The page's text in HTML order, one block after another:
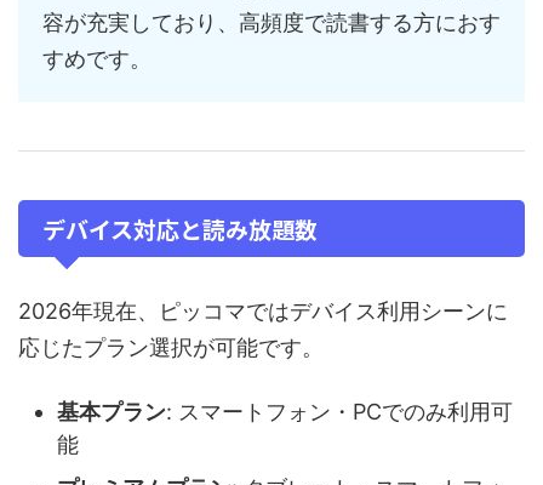
容が充実しており、高頻度で読書する方におす
すめです。
デバイス対応と読み放題数
2026年現在、ピッコマではデバイス利用シーンに
応じたプラン選択が可能です。
基本プラン: スマートフォン・PCでのみ利用可
能